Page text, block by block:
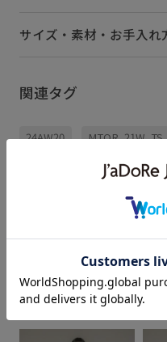
サイズ・素材・お手入れ
関連タグ
24AW20 MTOR_21W_TS
mustbuy_shoes_womens
Tomo&Co
ボリューム感
ユニセックス対応 レザ
立体的 都会的 Ｔシ
も
モデルスタイリング